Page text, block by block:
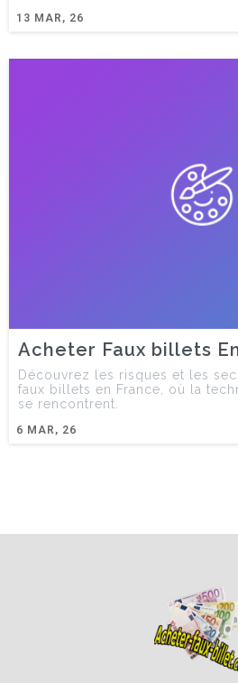
13 MAR, 26
Acheter Faux billets
6 MAR, 26
Découvrez les risques et les
faux billets en France, où la
se rencontrent.